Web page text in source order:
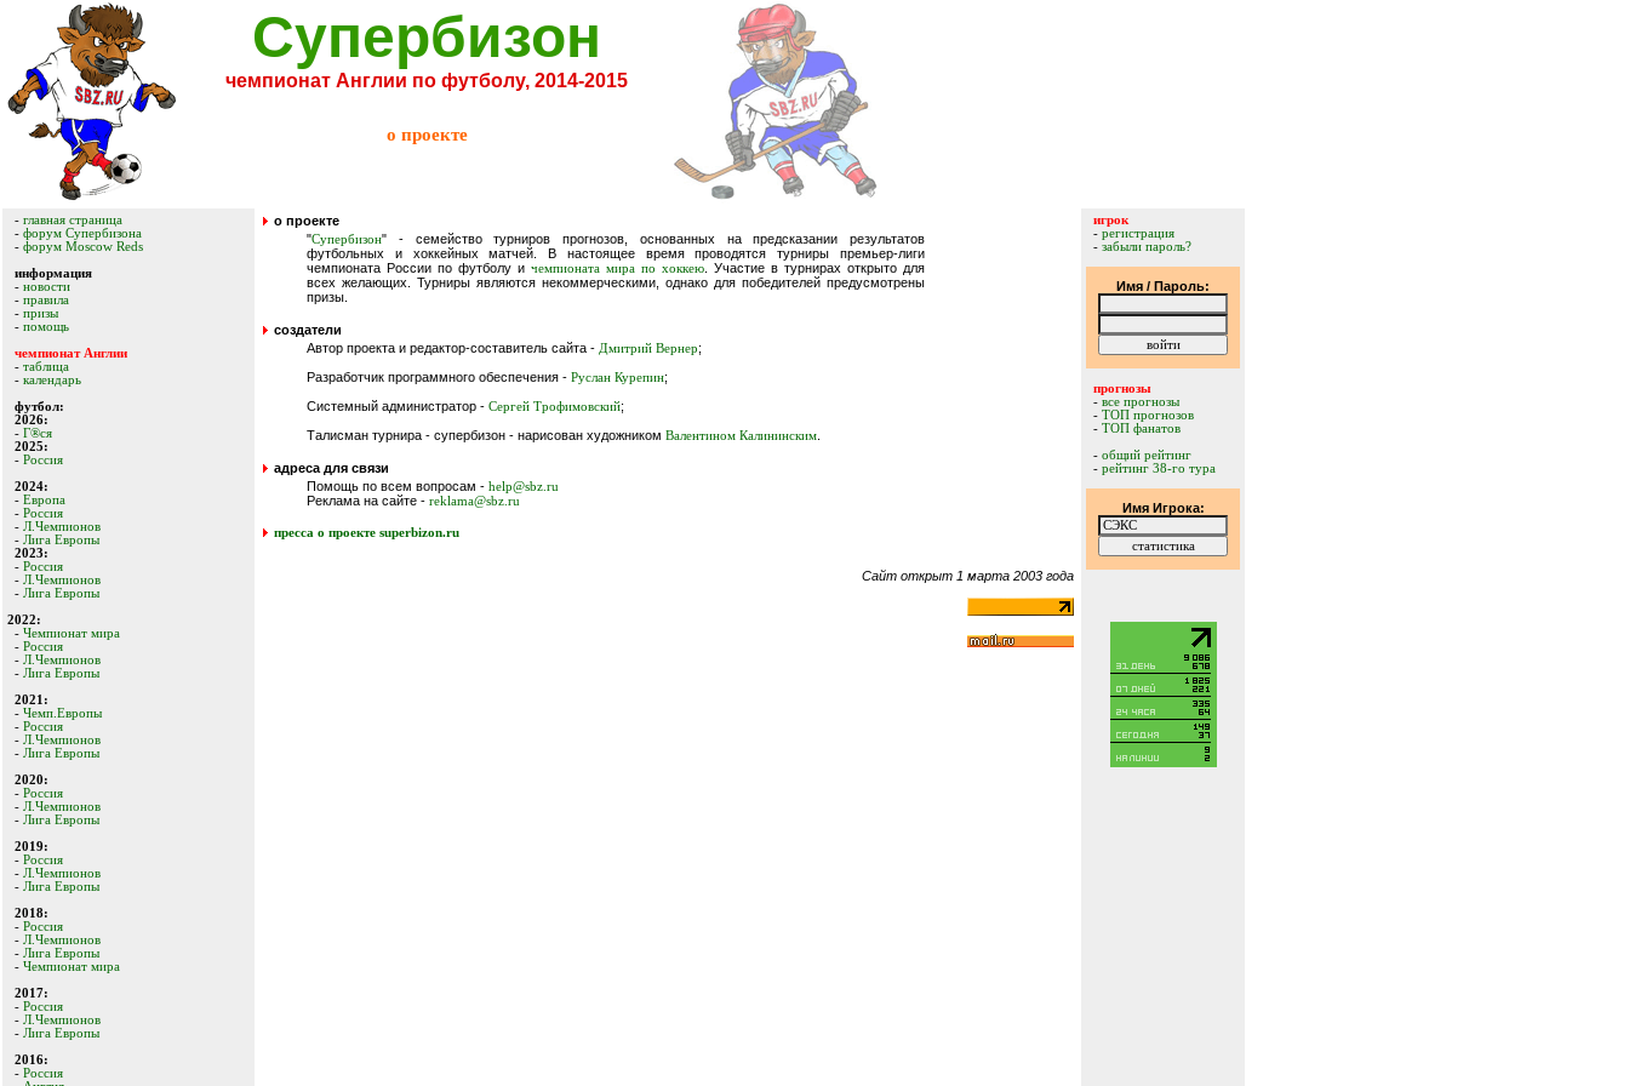
Супербизон
чемпионат Англии по футболу, 2014-2015
о проекте
- главная страница
- форум Супербизона
- форум Moscow Reds
информация
- новости
- правила
- призы
- помощь
чемпионат Англии
- таблица
- календарь
футбол:
2026:
- Г®ся
2025:
- Россия
2024:
- Европа
- Россия
- Л.Чемпионов
- Лига Европы
2023:
- Россия
- Л.Чемпионов
- Лига Европы
2022:
- Чемпионат мира
- Россия
- Л.Чемпионов
- Лига Европы
2021:
- Чемп.Европы
- Россия
- Л.Чемпионов
- Лига Европы
2020:
- Россия
- Л.Чемпионов
- Лига Европы
2019:
- Россия
- Л.Чемпионов
- Лига Европы
2018:
- Россия
- Л.Чемпионов
- Лига Европы
- Чемпионат мира
2017:
- Россия
- Л.Чемпионов
- Лига Европы
2016:
- Россия
о проекте
"Супербизон" - семейство турниров прогнозов, основанных на предсказании результатов
футбольных и хоккейных матчей. В настоящее время проводятся турниры премьер-лиги
чемпионата России по футболу и чемпионата мира по хоккею . Участие в турнирах открыто для
всех желающих. Турниры являются некоммерческими, однако для победителей предусмотрены
призы.
создатели
Автор проекта и редактор-составитель сайта - Дмитрий Вернер;
Разработчик программного обеспечения - Руслан Курепин;
Системный администратор - Сергей Трофимовский;
Талисман турнира - супербизон - нарисован художником Валентином Калининским
адреса для связи
Помощь по всем вопросам - help@sbz.ru
Реклама на сайте - reklama@sbz.ru
пресса о проекте superbizon.ru
Сайт открыт 1 марта 2003 года
игрок
- регистрация
- забыли пароль?
Имя / Пароль:
прогнозы
- все прогнозы
- ТОП прогнозов
- ТОП фанатов
- общий рейтинг
- рейтинг 38-го тура
Имя Игрока: